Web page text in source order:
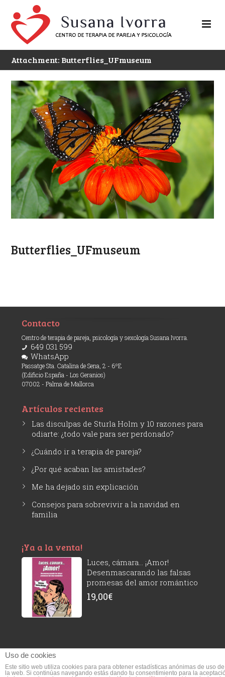
Attachment: Butterflies_UFmuseum
Butterflies_UFmuseum
Contacto
Centro de terapia de pareja, psicología y sexología Susana Ivorra.
649 031 599
WhatsApp
Passatge Sta. Catalina de Sena, 2 - 6ºE
(Edificio España - Los Geranios)
07002 - Palma de Mallorca
Artículos recientes
Las disculpas de Sturla Holm y 10 razones para
odiarte: ¿todo vale para ser perdonado?
¿Cuándo ir a terapia de pareja?
¿Por qué acaban las amistades?
Me ha dejado sin explicación
Consejos para sobrevivir a la navidad en
familia
¡Ya a la venta!
Luces, cámara... ¡Amor!
Desenmascarando las falsas
promesas del amor romántico
19,00€
Susana Ivorra © 2026 - Todos los derechos reservados.- Aviso legal y
Uso de cookies
Este sitio web utiliza cookies para para obtener estadísticas anónimas de uso de
la web. Si continúas navegando estás dando tu consentimiento para la